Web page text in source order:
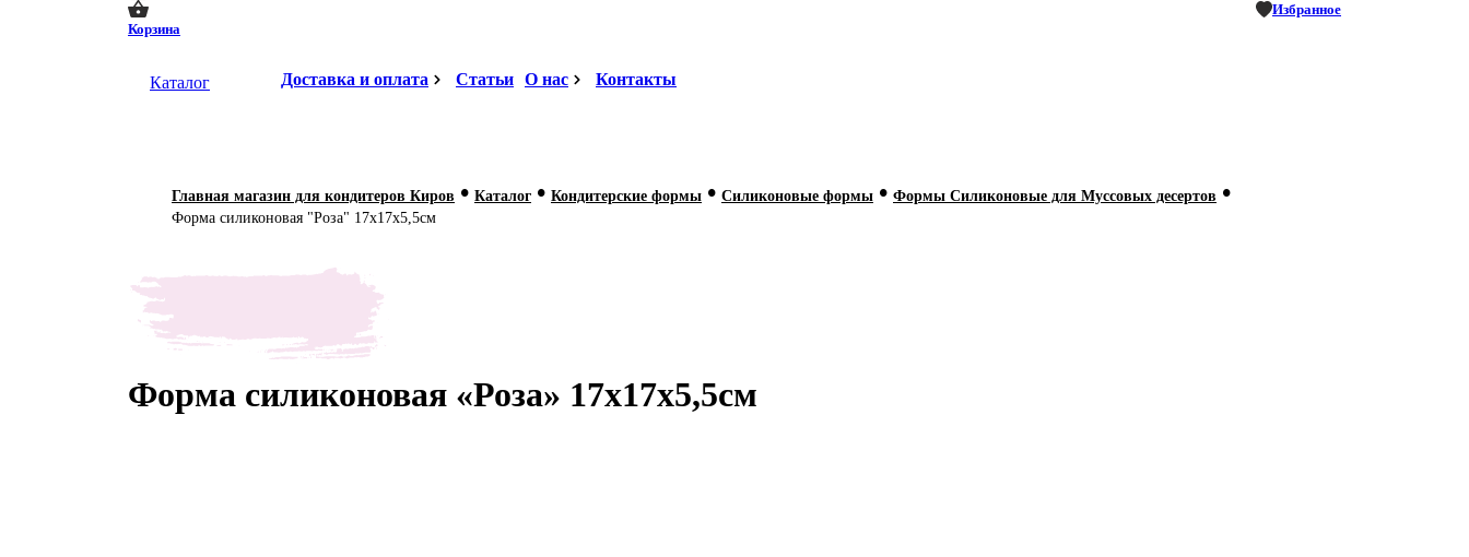
Корзина
Избранное
Каталог Доставка и оплата Статьи О нас Контакты
Главная магазин для кондитеров Киров • Каталог • Кондитерские формы • Силиконовые формы • Формы Силиконовые для Муссовых десертов •
Форма силиконовая "Роза" 17х17х5,5см
Форма силиконовая «Роза» 17х17х5,5см